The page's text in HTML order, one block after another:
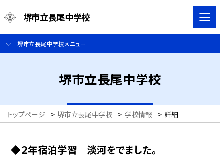
堺市立長尾中学校
堺市立長尾中学校メニュー
堺市立長尾中学校
トップページ > 堺市立長尾中学校 > 学校情報 > 詳細
◆２年宿泊学習 淡河をでました。